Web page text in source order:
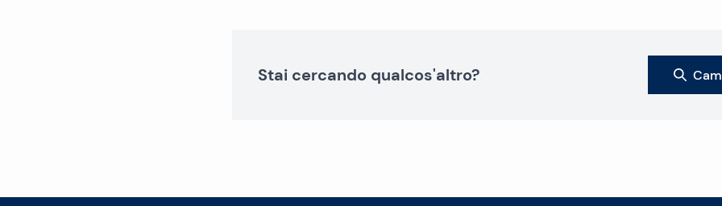
Stai cercando qualcos'altro?